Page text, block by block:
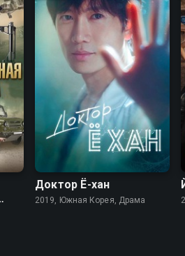
8.2 8.0
Доктор Ё-хан
2019, Южная Корея, Драма